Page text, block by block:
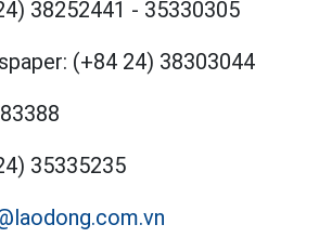
38252441 - 35330305
(+84 24) 38303044
35335235